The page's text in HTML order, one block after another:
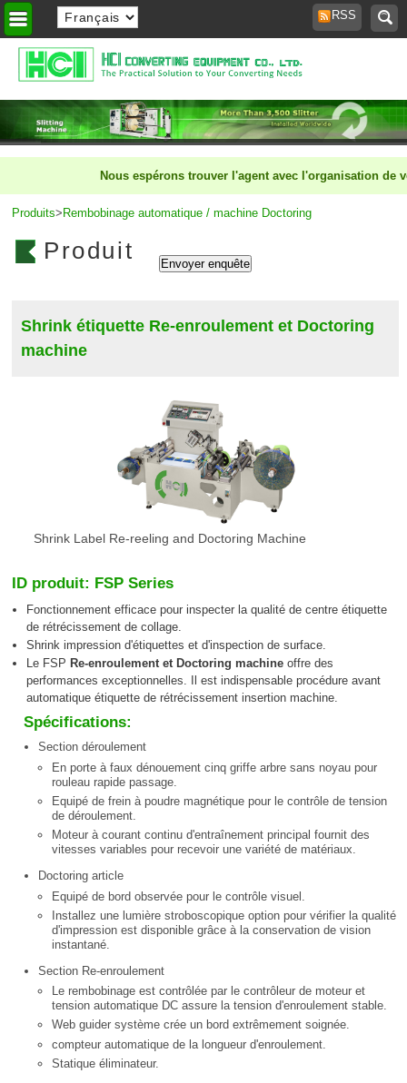
RSS
Nous espérons trouver l'agent avec l'organisation de
Produits> Rembobinage automatique / machine Doctoring
Produit
Shrink étiquette Re-enroulement et Doctoring
machine
Shrink Label Re-reeling and Doctoring Machine
ID produit: FSP Series
Fonctionnement efficace pour inspecter la qualité de centre étiquette
de rétrécissement de collage.
Shrink impression d'étiquettes et d'inspection de surface.
Le FSP Re-enroulement et Doctoring machineoffre des
performances exceptionnelles. Il est indispensable procédure avant
automatique étiquette de rétrécissement insertion machine.
Spécifications:
Section déroulement
En porte à faux dénouement cinq griffe arbre sans noyau pour
rouleau rapide passage.
Equipé de frein à poudre magnétique pour le contrôle de tension
de déroulement.
Moteur à courant continu d'entraînement principal fournit des
vitesses variables pour recevoir une variété de matériaux.
Doctoring article
Equipé de bord observée pour le contrôle visuel.
Installez une lumière stroboscopique option pour vérifier la qualité
d'impression est disponible grâce à la conservation de vision
instantané.
Section Re-enroulement
Le rembobinage est contrôlée par le contrôleur de moteur et
tension automatique DC assure la tension d'enroulement stable.
Web guider système crée un bord extrêmement soignée.
compteur automatique de la longueur d'enroulement.
Statique éliminateur.